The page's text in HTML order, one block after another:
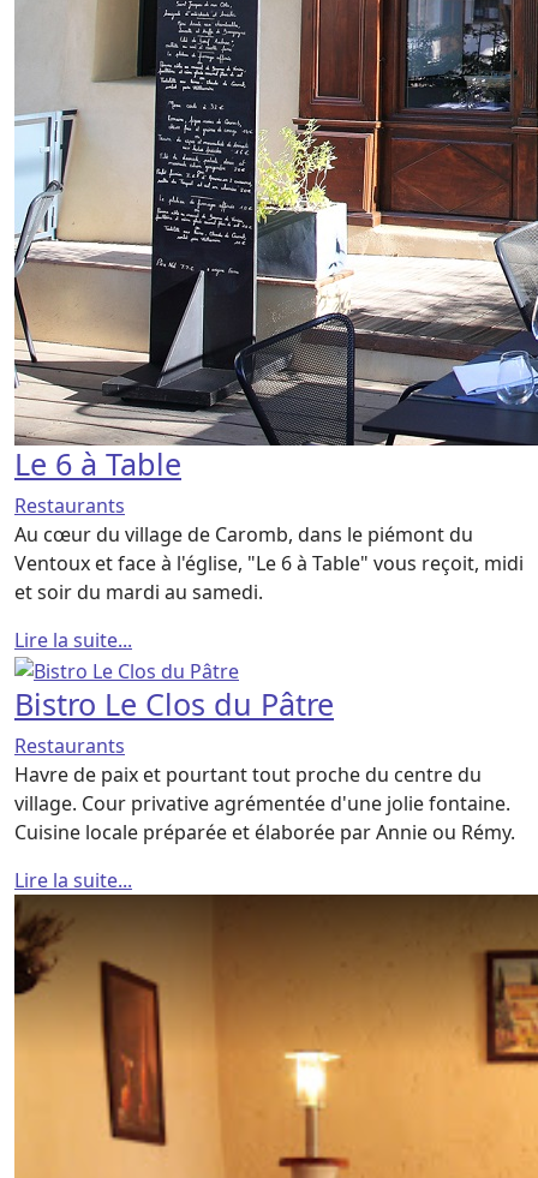
Le 6 à Table
Restaurants
Au cœur du village de Caromb, dans le piémont du
Ventoux et face à l'église, "Le 6 à Table" vous reçoit, midi
et soir du mardi au samedi.
Lire la suite...
Bistro Le Clos du Pâtre
Restaurants
Havre de paix et pourtant tout proche du centre du
village. Cour privative agrémentée d'une jolie fontaine.
Cuisine locale préparée et élaborée par Annie ou Rémy.
Lire la suite...